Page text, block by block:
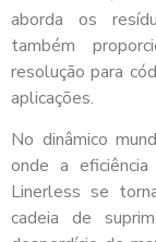
aborda os
também
resolução para
aplicações.
No dinâmico
onde a
Linerless se
cadeia de